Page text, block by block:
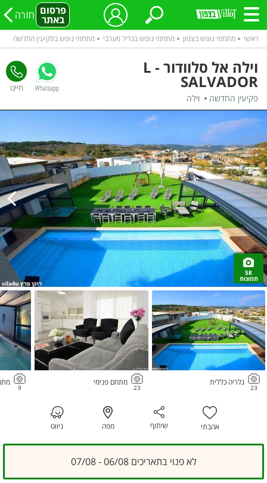
פרסום
באתר חזרה
ראשי מתחמי נופש בצפון מתחמי נופש בגליל מערבי מתחמי נופש בפקיעין החדשה
וילה אל סלוודור - L
SALVADOR
פקיעין החדשה וילה
Whatsapp
58
תמונות
23
גלריה כללית
23
מתחם פנימי
9
אהבתי שיתוף מפה ניווט
לא פנוי בתאריכים 06/08 - 07/08